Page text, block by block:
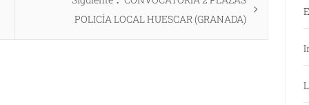
siguiente:
POLICÍA LOCAL HUESCAR (GRANADA)